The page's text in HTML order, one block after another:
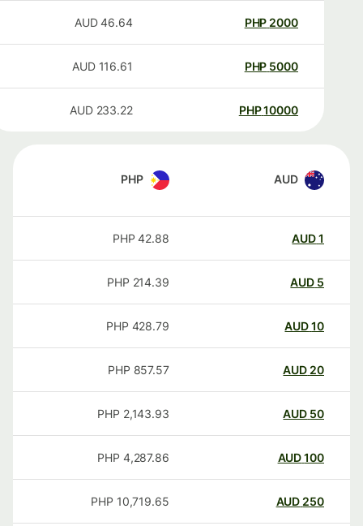
2000
PHP
46.64
AUD
5000
PHP
116.61
AUD
10000
PHP
233.22
AUD
AUD
PHP
AUD
42.88
PHP
AUD
214.39
PHP
AUD
428.79
PHP
20
AUD
857.57
PHP
50
AUD
2,143.93
PHP
100
AUD
4,287.86
PHP
250
AUD
10,719.65
PHP